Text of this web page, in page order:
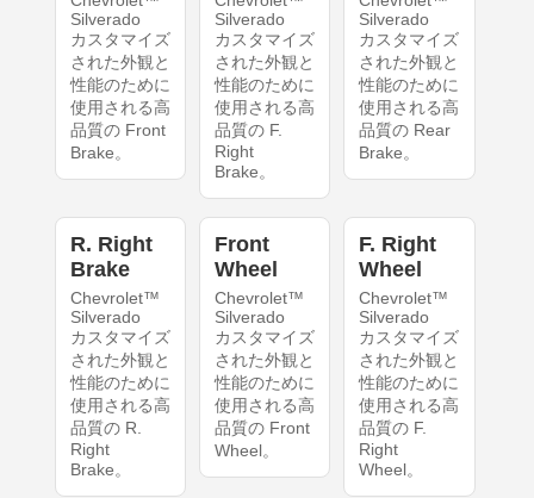
Silverado
カスタマイズ
された外観と
性能のために
使用される高
品質の Front
Brake。
Silverado
カスタマイズ
された外観と
性能のために
使用される高
品質の F.
Right
Brake。
Silverado
カスタマイズ
された外観と
性能のために
使用される高
品質の Rear
Brake。
R. Right
Brake
Chevrolet™
Silverado
カスタマイズ
された外観と
性能のために
使用される高
品質の R.
Right
Brake。
Front
Wheel
Chevrolet™
Silverado
カスタマイズ
された外観と
性能のために
使用される高
品質の Front
Wheel。
F. Right
Wheel
Chevrolet™
Silverado
カスタマイズ
された外観と
性能のために
使用される高
品質の F.
Right
Wheel。